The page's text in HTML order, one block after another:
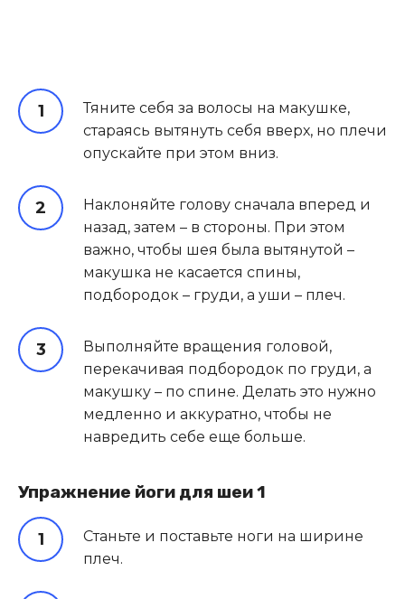
Тяните себя за волосы на макушке,
стараясь вытянуть себя вверх, но плечи
опускайте при этом вниз.
Наклоняйте голову сначала вперед и
назад, затем – в стороны. При этом
важно, чтобы шея была вытянутой –
макушка не касается спины,
подбородок – груди, а уши – плеч.
Выполняйте вращения головой,
перекачивая подбородок по груди, а
макушку – по спине. Делать это нужно
медленно и аккуратно, чтобы не
навредить себе еще больше.
Упражнение йоги для шеи 1
Станьте и поставьте ноги на ширине
плеч.